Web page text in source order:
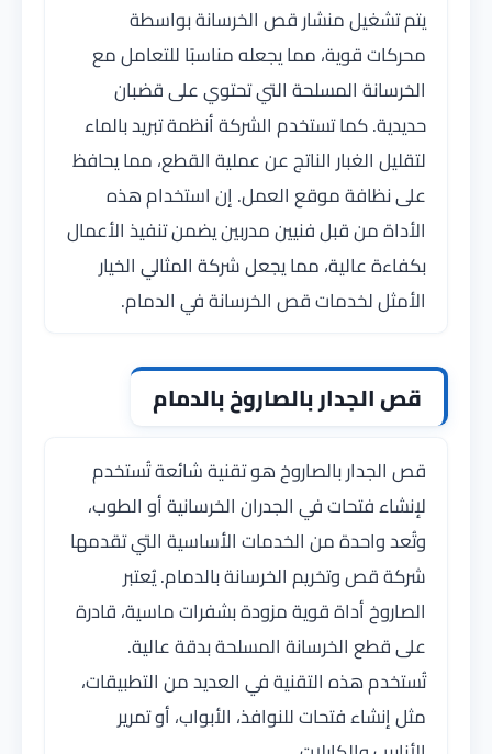
يتم تشغيل منشار قص الخرسانة بواسطة
محركات قوية، مما يجعله مناسبًا للتعامل مع
الخرسانة المسلحة التي تحتوي على قضبان
حديدية. كما تستخدم الشركة أنظمة تبريد بالماء
لتقليل الغبار الناتج عن عملية القطع، مما يحافظ
على نظافة موقع العمل. إن استخدام هذه
الأداة من قبل فنيين مدربين يضمن تنفيذ الأعمال
بكفاءة عالية، مما يجعل شركة المثالي الخيار
الأمثل لخدمات قص الخرسانة في الدمام.
قص الجدار بالصاروخ بالدمام
قص الجدار بالصاروخ هو تقنية شائعة تُستخدم
لإنشاء فتحات في الجدران الخرسانية أو الطوب،
وتُعد واحدة من الخدمات الأساسية التي تقدمها
شركة قص وتخريم الخرسانة بالدمام. يُعتبر
الصاروخ أداة قوية مزودة بشفرات ماسية، قادرة
على قطع الخرسانة المسلحة بدقة عالية.
تُستخدم هذه التقنية في العديد من التطبيقات،
مثل إنشاء فتحات للنوافذ، الأبواب، أو تمرير